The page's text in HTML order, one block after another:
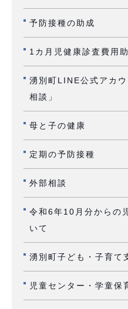
予防接種の助成
1カ月児健康診査費用
湧別町LINE公式アカ
相談」
母と子の健康
定期の予防接種
外部相談
令和6年10月分からの
いて
湧別町子ども・子育て
児童センター・学童保